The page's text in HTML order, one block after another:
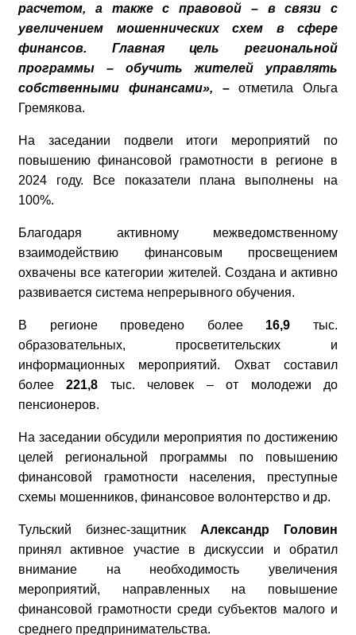
расчетом, а также с правовой – в связи с
увеличением мошеннических схем в сфере
финансов. Главная цель региональной
программы – обучить жителей управлять
собственными финансами», –отметила Ольга
Гремякова.
На заседании подвели итоги мероприятий по
повышению финансовой грамотности в регионе в
2024 году. Все показатели плана выполнены на
100%.
Благодаря активному межведомственному
взаимодействию финансовым просвещением
охвачены все категории жителей. Создана и активно
развивается система непрерывного обучения.
В регионе проведено более 16,9 тыс.
образовательных, просветительских и
информационных мероприятий. Охват составил
более221,8 тыс. человек – от молодежи до
пенсионеров.
На заседании обсудили мероприятия по достижению
целей региональной программы по повышению
финансовой грамотности населения, преступные
схемы мошенников, финансовое волонтерство и др.
Тульский бизнес-защитник Александр Головин
принял активное участие в дискуссии и обратил
внимание на необходимость увеличения
мероприятий, направленных на повышение
финансовой грамотности среди субъектов малого и
среднего предпринимательства.